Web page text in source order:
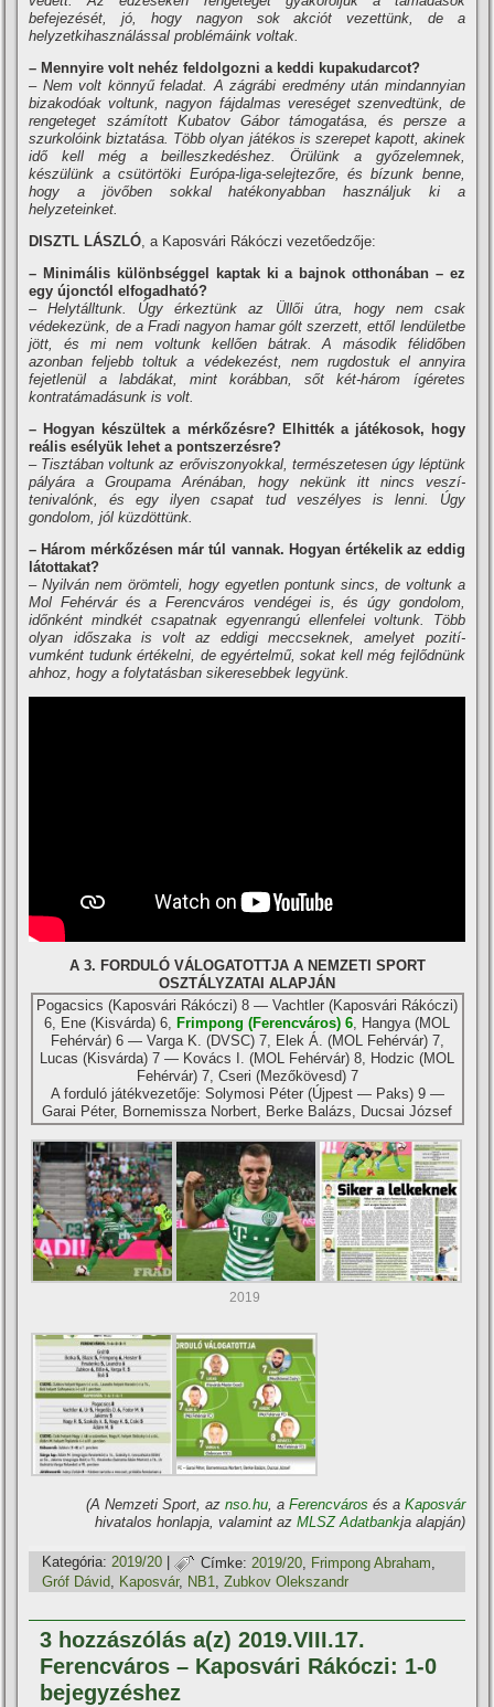
befejezését, jó, hogy nagyon sok akciót vezettünk, de a
helyzetkihasználással problémáink voltak.
– Mennyire volt nehéz feldolgozni a keddi kupakudarcot?
– Nem volt könnyű feladat. A zágrábi eredmény után mindannyian
bizakodóak voltunk, nagyon fájdalmas vereséget szenvedtünk, de
rengeteget számí­tott Kubatov Gábor támogatása, és persze a
szurkolóink biztatása. Több olyan játékos is szerepet kapott, akinek
idő kell még a beilleszkedéshez. Örülünk a győzelemnek,
készülünk a csütörtöki Európa-liga-selejtezőre, és bí­zunk benne,
hogy a jövőben sokkal hatékonyabban használjuk ki a
helyzeteinket.
DISZTL LÁSZLÓ, a Kaposvári Rákóczi vezetőedzője:
– Minimális különbséggel kaptak ki a bajnok otthonában – ez
egy újonctól elfogadható?
– Helytálltunk. Úgy érkeztünk az Üllői útra, hogy nem csak
védekezünk, de a Fradi nagyon hamar gólt szerzett, ettől lendületbe
jött, és mi nem voltunk kellően bátrak. A második félidőben
azonban feljebb toltuk a védekezést, nem rugdostuk el annyira
fejetlenül a labdákat, mint korábban, sőt két-három í­géretes
kontratámadásunk is volt.
– Hogyan készültek a mérkőzésre? Elhitték a játékosok, hogy
reális esélyük lehet a pontszerzésre?
– Tisztában voltunk az erőviszonyokkal, természetesen úgy léptünk
pályára a Groupama Arénában, hogy nekünk itt nincs veszí­
tenivalónk, és egy ilyen csapat tud veszélyes is lenni. Úgy
gondolom, jól küzdöttünk.
– Három mérkőzésen már túl vannak. Hogyan értékelik az eddig
látottakat?
– Nyilván nem örömteli, hogy egyetlen pontunk sincs, de voltunk a
Mol Fehérvár és a Ferencváros vendégei is, és úgy gondolom,
időnként mindkét csapatnak egyenrangú ellenfelei voltunk. Több
olyan időszaka is volt az eddigi meccseknek, amelyet pozití­
vumként tudunk értékelni, de egyértelmű, sokat kell még fejlődnünk
ahhoz, hogy a folytatásban sikeresebbek legyünk.
A 3. FORDULÓ VÁLOGATOTTJA A NEMZETI SPORT
OSZTÁLYZATAI ALAPJÁN
Pogacsics (Kaposvári Rákóczi) 8 — Vachtler (Kaposvári Rákóczi)
6, Ene (Kisvárda) 6, Frimpong (Ferencváros) 6, Hangya (MOL
Fehérvár) 6 — Varga K. (DVSC) 7, Elek Á. (MOL Fehérvár) 7,
Lucas (Kisvárda) 7 — Kovács I. (MOL Fehérvár) 8, Hodzic (MOL
Fehérvár) 7, Cseri (Mezőkövesd) 7
A forduló játékvezetője: Solymosi Péter (Újpest — Paks) 9 —
Garai Péter, Bornemissza Norbert, Berke Balázs, Ducsai József
2019
(A Nemzeti Sport, az nso.hu, a Ferencváros és a Kaposvár
hivatalos honlapja, valamint az MLSZ Adatbankja alapján)
Kategória: 2019/20 | Címke: 2019/20 Frimpong Abraham
Gróf Dávid, Kaposvár, NB1,Zubkov Olekszandr
3 hozzászólás a(z) 2019.VIII.17.
Ferencváros – Kaposvári Rákóczi: 1-0
bejegyzéshez